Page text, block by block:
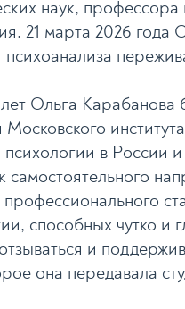
наук,
21 марта 2026 года
Ольга
психологии в России
самостоятельного
способных чутко
и
она передавала